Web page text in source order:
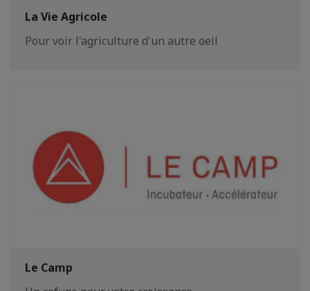
La Vie Agricole
Pour voir l'agriculture d'un autre oeil
Le Camp